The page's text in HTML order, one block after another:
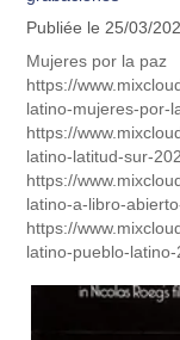
Publiée le 25/03/
Mujeres por la paz
https://
latino-mujeres-por-
https://
latino-latitud-sur-
https://
latino-a-libro-
https://
latino-pueblo-